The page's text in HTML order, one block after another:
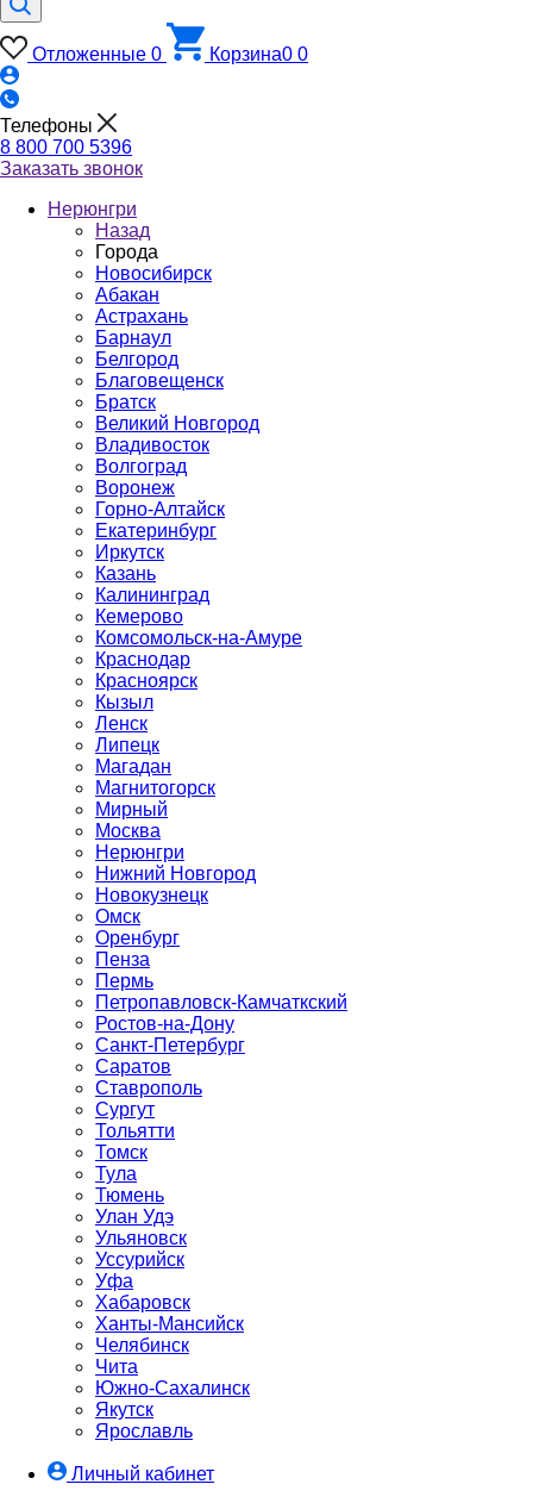
Отложенные 0 Корзина0 0
Телефоны
8 800 700 5396
Заказать звонок
Нерюнгри
Назад
Города
Новосибирск
Абакан
Астрахань
Барнаул
Белгород
Благовещенск
Братск
Великий Новгород
Владивосток
Волгоград
Воронеж
Горно-Алтайск
Екатеринбург
Иркутск
Казань
Калининград
Кемерово
Комсомольск-на-Амуре
Краснодар
Красноярск
Кызыл
Ленск
Липецк
Магадан
Магнитогорск
Мирный
Москва
Нерюнгри
Нижний Новгород
Новокузнецк
Омск
Оренбург
Пенза
Пермь
Петропавловск-Камчаткский
Ростов-на-Дону
Санкт-Петербург
Саратов
Ставрополь
Сургут
Тольятти
Томск
Тула
Тюмень
Улан Удэ
Ульяновск
Уссурийск
Уфа
Хабаровск
Ханты-Мансийск
Челябинск
Чита
Южно-Cахалинск
Якутск
Ярославль
Личный кабинет